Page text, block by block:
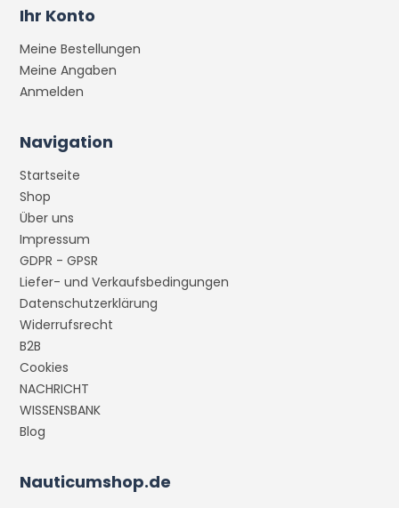
Ihr Konto
Meine Bestellungen
Meine Angaben
Anmelden
Navigation
Startseite
Shop
Über uns
Impressum
GDPR - GPSR
Liefer- und Verkaufsbedingungen
Datenschutzerklärung
Widerrufsrecht
B2B
Cookies
NACHRICHT
WISSENSBANK
Blog
Nauticumshop.de